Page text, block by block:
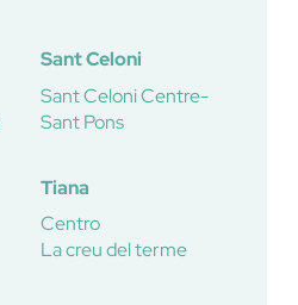
Sant Celoni
Sant Celoni Centre-
Sant Pons
Tiana
Centro
La creu del terme